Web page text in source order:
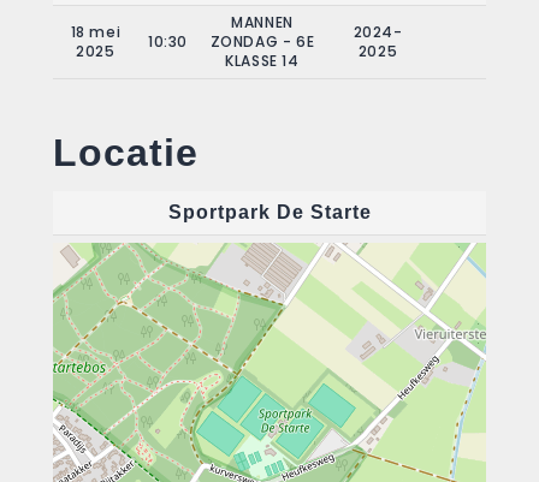
18 mei
2025
10:30
MANNEN
ZONDAG - 6E
KLASSE 14
2024-
2025
Locatie
Sportpark De Starte